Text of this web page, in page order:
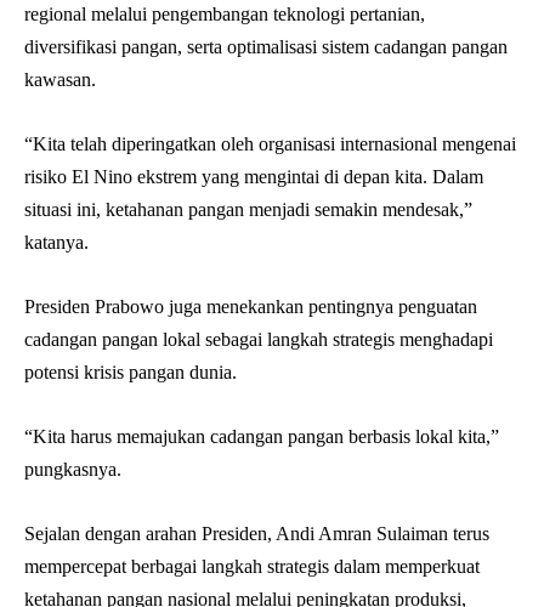
regional melalui pengembangan teknologi pertanian,
diversifikasi pangan, serta optimalisasi sistem cadangan pangan
kawasan.
“Kita telah diperingatkan oleh organisasi internasional mengenai
risiko El Nino ekstrem yang mengintai di depan kita. Dalam
situasi ini, ketahanan pangan menjadi semakin mendesak,”
katanya.
Presiden Prabowo juga menekankan pentingnya penguatan
cadangan pangan lokal sebagai langkah strategis menghadapi
potensi krisis pangan dunia.
“Kita harus memajukan cadangan pangan berbasis lokal kita,”
pungkasnya.
Sejalan dengan arahan Presiden, Andi Amran Sulaiman terus
mempercepat berbagai langkah strategis dalam memperkuat
ketahanan pangan nasional melalui peningkatan produksi,